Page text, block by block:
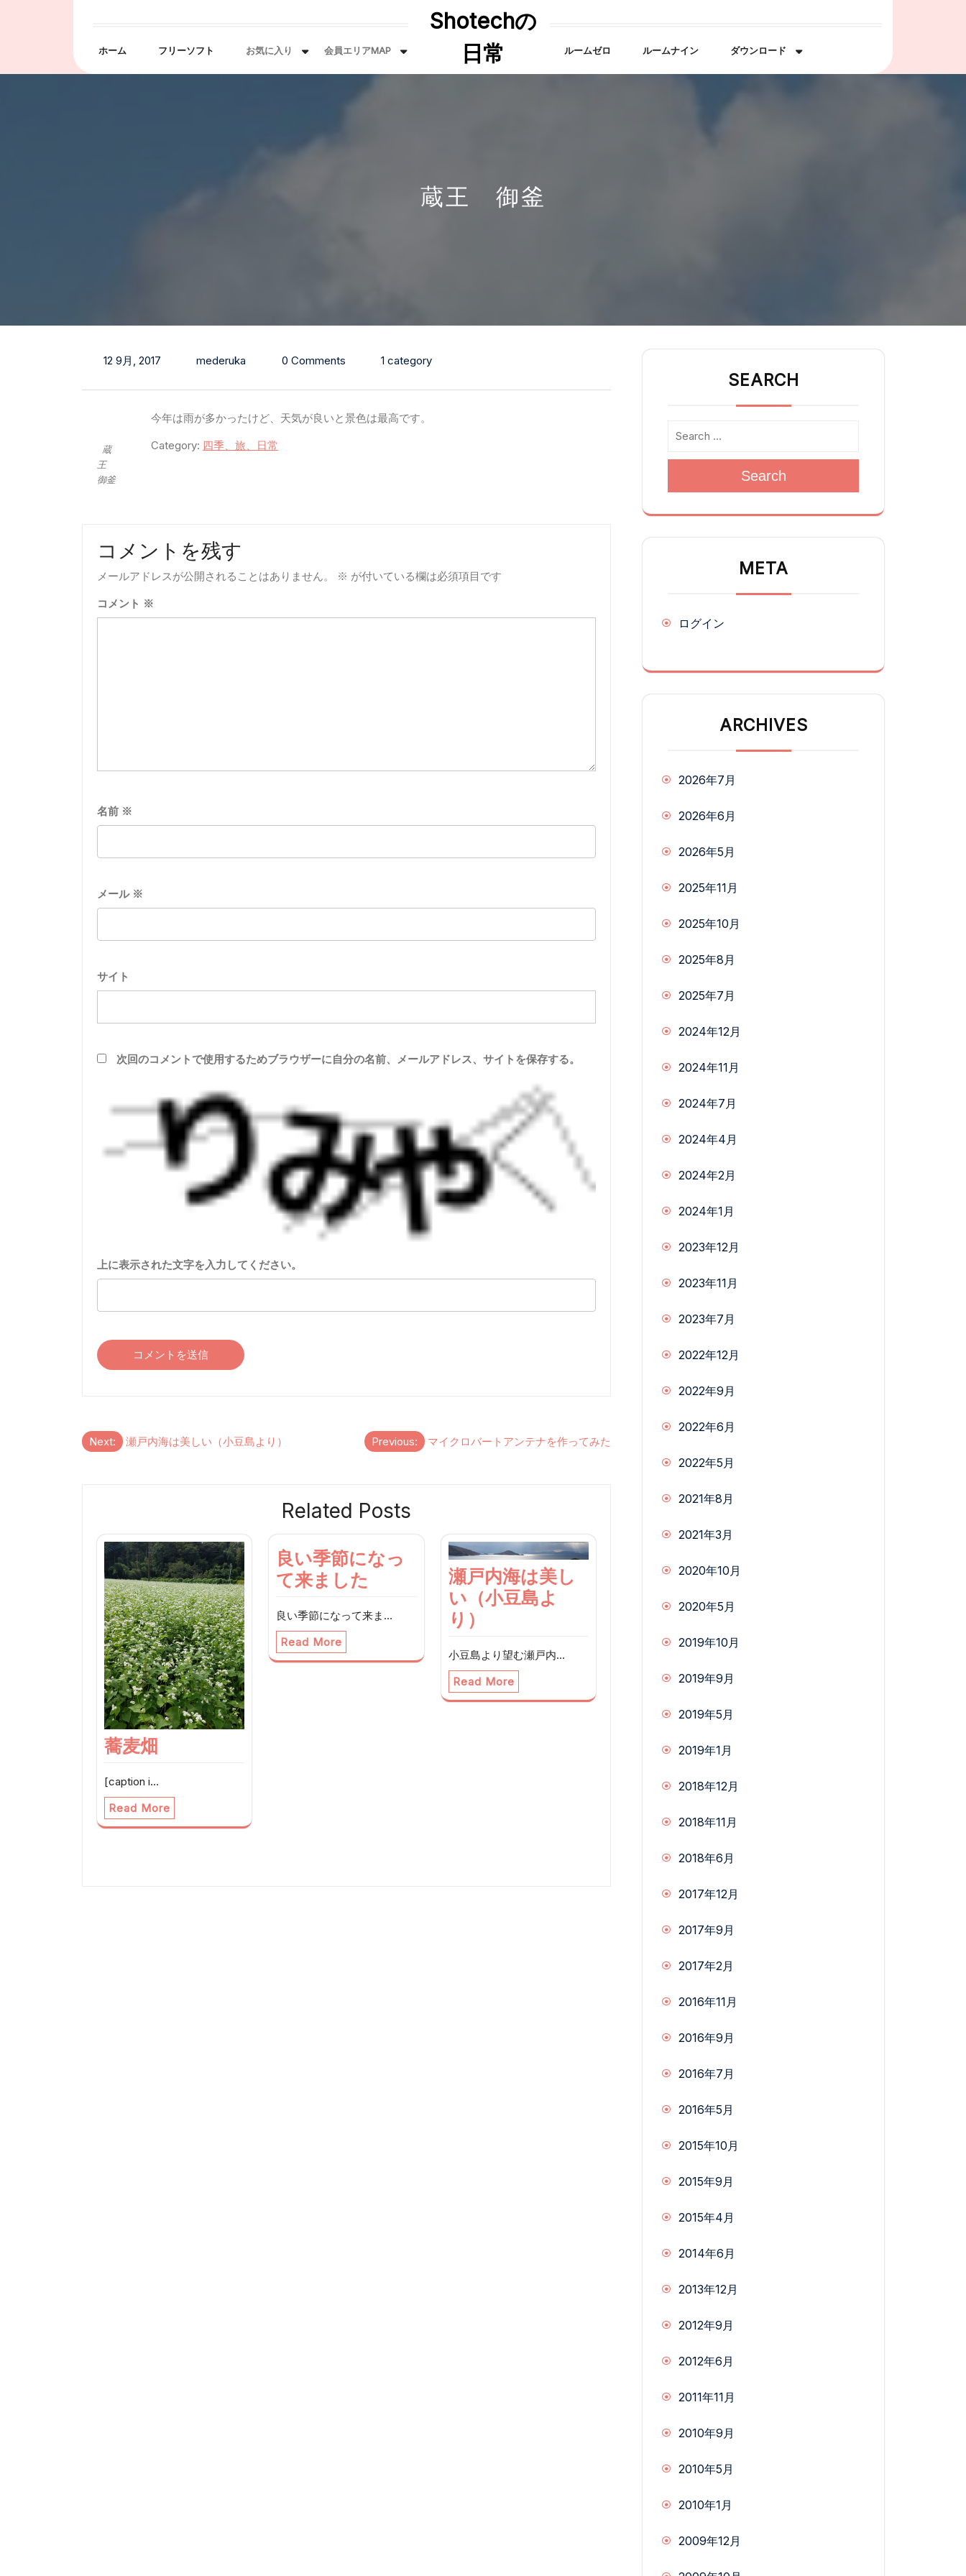
ホーム フリーソフト お気に入り 会員エリアMAP
Shotechの
日常
ルームゼロ ルームナイン ダウンロード
蔵王 御釜
12 9月, 2017 mederuka 0 Comments 1 category
蔵
王
御釜
今年は雨が多かったけど、天気が良いと景色は最高です。
Category: 四季、旅、日常
コメントを残す
メールアドレスが公開されることはありません。 ※ が付いている欄は必須項目です
コメント ※
名前 ※
メール ※
サイト
次回のコメントで使用するためブラウザーに自分の名前、メールアドレス、サイトを保存する。
上に表示された文字を入力してください。
投
ビ
ゲ
シ
ョ
ン
Previous: マイクロバートアンテナを作ってみた
Next: 瀬戸内海は美しい（小豆島より）
Related Posts
蕎麦畑
[caption i…
Read More
良い季節になっ
て来ました
良い季節になって来ま…
Read More
瀬戸内海は美し
い（小豆島よ
り）
小豆島より望む瀬戸内…
Read More
SEARCH
Search
META
ログイン
ARCHIVES
2026年7月
2026年6月
2026年5月
2025年11月
2025年10月
2025年8月
2025年7月
2024年12月
2024年11月
2024年7月
2024年4月
2024年2月
2024年1月
2023年12月
2023年11月
2023年7月
2022年12月
2022年9月
2022年6月
2022年5月
2021年8月
2021年3月
2020年10月
2020年5月
2019年10月
2019年9月
2019年5月
2019年1月
2018年12月
2018年11月
2018年6月
2017年12月
2017年9月
2017年2月
2016年11月
2016年9月
2016年7月
2016年5月
2015年10月
2015年9月
2015年4月
2014年6月
2013年12月
2012年9月
2012年6月
2011年11月
2010年9月
2010年5月
2010年1月
2009年12月